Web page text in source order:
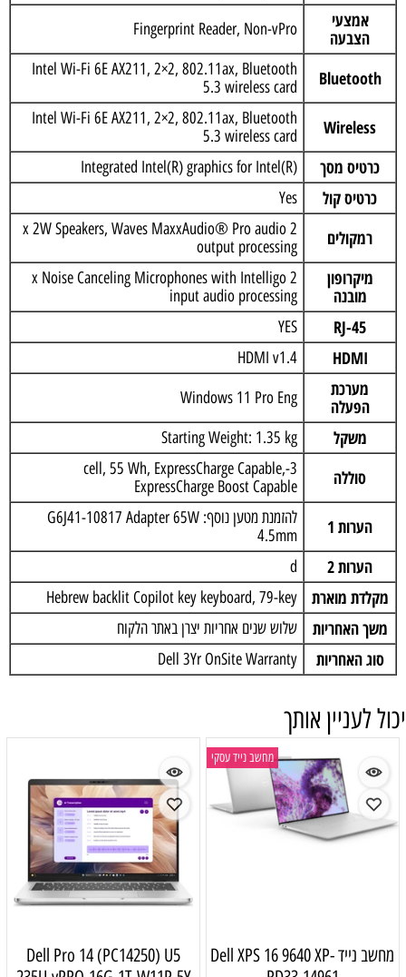
אמצעי
הצבעה
Fingerprint Reader, Non-vPro
Bluetooth
Intel Wi-Fi 6E AX211, 2×2, 802.11ax, Bluetooth
5.3 wireless card
Wireless
Intel Wi-Fi 6E AX211, 2×2, 802.11ax, Bluetooth
5.3 wireless card
כרטיס מסך Integrated Intel(R) graphics for Intel(R)
כרטיס קול Yes
רמקולים
2 x 2W Speakers, Waves MaxxAudio® Pro audio
output processing
מיקרופון
מובנה
2 x Noise Canceling Microphones with Intelligo
input audio processing
RJ-45
YES
HDMI
HDMI v1.4
מערכת
הפעלה
Windows 11 Pro Eng
משקל Starting Weight: 1.35 kg
סוללה
3-cell, 55 Wh, ExpressCharge Capable,
ExpressCharge Boost Capable
הערות 1
להזמנת מטען נוסף: G6J41-10817 Adapter 65W
4.5mm
הערות 2 d
מקלדת מוארת Hebrew backlit Copilot key keyboard, 79-key
משך האחריות שלוש שנים אחריות יצרן באתר הלקוח
סוג האחריות Dell 3Yr OnSite Warranty
יכול לעניין אותך
מחשב נייד עסקי
מחשב נייד Dell XPS 16 9640 XP-
Dell Pro 14 (PC14250) U5